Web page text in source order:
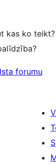
kas ko teikt?
forumu